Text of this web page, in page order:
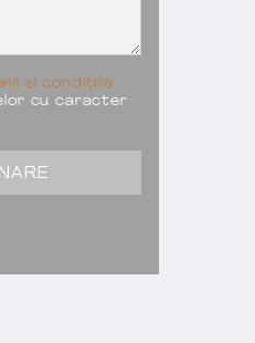
si condițiile
cu caracter